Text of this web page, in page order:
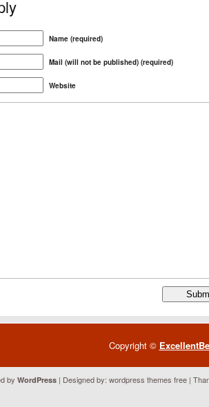
Name (required)
Mail (will not be published) (required)
Website
Copyright ©
by WordPress | Designed by: wordpress themes free |